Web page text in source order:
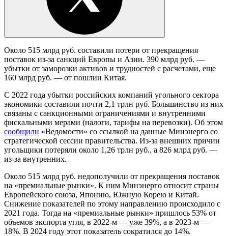
Около 515 млрд руб. составили потери от прекращения
поставок из-за санкций Европы и Азии. 390 млрд руб. —
убытки от заморозки активов и трудностей с расчетами, еще
160 млрд руб. — от пошлин Китая.
С 2022 года убытки российских компаний угольного сектора
экономики составили почти 2,1 трлн руб. Большинство из них
связаны с санкционными ограничениями и внутренними
фискальными мерами (налоги, тарифы на перевозки). Об этом
сообщили «Ведомости» со ссылкой на данные Минэнерго со
стратегической сессии правительства. Из-за внешних причин
угольщики потеряли около 1,26 трлн руб., а 826 млрд руб. —
из-за внутренних.
Около 515 млрд руб. недополучили от прекращения поставок
на «премиальные рынки». К ним Минэнерго относит страны
Европейского союза, Японию, Южную Корею и Китай.
Снижение показателей по этому направлению происходило с
2021 года. Тогда на «премиальные рынки» пришлось 53% от
объемов экспорта угля, в 2022-м — уже 39%, а в 2023-м —
18%. В 2024 году этот показатель сократился до 14%.